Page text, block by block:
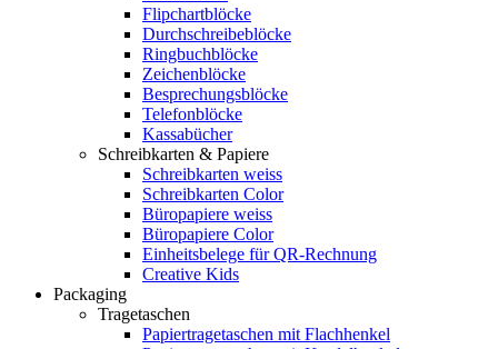
Flipchartblöcke
Durchschreibeblöcke
Ringbuchblöcke
Zeichenblöcke
Besprechungsblöcke
Telefonblöcke
Kassabücher
Schreibkarten & Papiere
Schreibkarten weiss
Schreibkarten Color
Büropapiere weiss
Büropapiere Color
Einheitsbelege für QR-Rechnung
Creative Kids
Packaging
Tragetaschen
Papiertragetaschen mit Flachhenkel